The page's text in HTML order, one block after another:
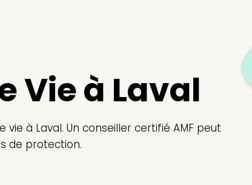
Vie à Laval
vie à Laval. Un conseiller certifié AMF peut
de protection.